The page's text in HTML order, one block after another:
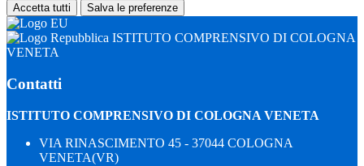
Accetta tutti Salva le preferenze
ISTITUTO COMPRENSIVO DI COLOGNA
VENETA
Contatti
ISTITUTO COMPRENSIVO DI COLOGNA VENETA
VIA RINASCIMENTO 45 - 37044 COLOGNA
VENETA(VR)